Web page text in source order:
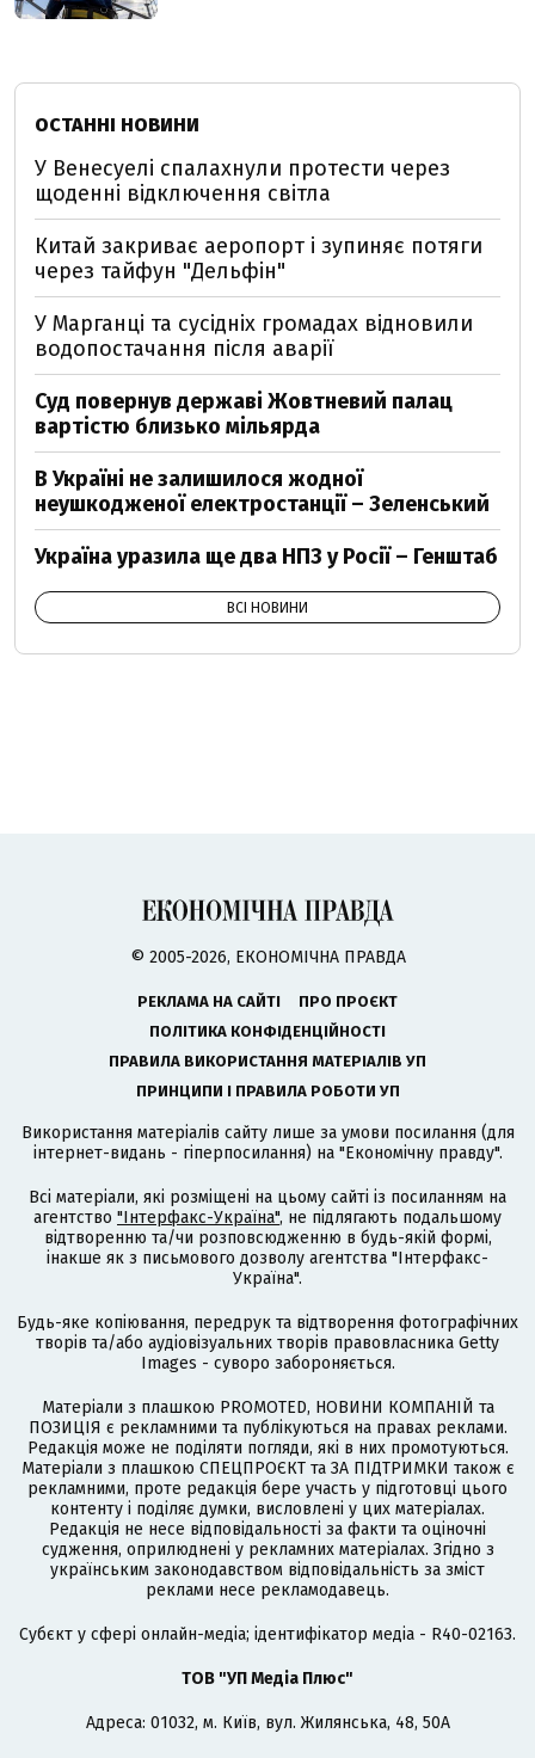
ОСТАННІ НОВИНИ
У Венесуелі спалахнули протести через
щоденні відключення світла
Китай закриває аеропорт і зупиняє потяги
через тайфун "Дельфін"
У Марганці та сусідніх громадах відновили
водопостачання після аварії
Суд повернув державі Жовтневий палац
вартістю близько мільярда
В Україні не залишилося жодної
неушкодженої електростанції – Зеленський
Україна уразила ще два НПЗ у Росії – Генштаб
ВСІ НОВИНИ
© 2005-2026, ЕКОНОМІЧНА ПРАВДА
РЕКЛАМА НА САЙТІ
ПРО ПРОЄКТ
ПОЛІТИКА КОНФІДЕНЦІЙНОСТІ
ПРАВИЛА ВИКОРИСТАННЯ МАТЕРІАЛІВ УП
ПРИНЦИПИ І ПРАВИЛА РОБОТИ УП
Використання матеріалів сайту лише за умови посилання (для
інтернет-видань - гіперпосилання) на "Економічну правду".
Всі матеріали, які розміщені на цьому сайті із посиланням на
агентство "Інтерфакс-Україна", не підлягають подальшому
відтворенню та/чи розповсюдженню в будь-якій формі,
інакше як з письмового дозволу агентства "Інтерфакс-
Україна".
Будь-яке копіювання, передрук та відтворення фотографічних
творів та/або аудіовізуальних творів правовласника Getty
Images - суворо забороняється.
Матеріали з плашкою PROMOTED, НОВИНИ КОМПАНІЙ та
ПОЗИЦІЯ є рекламними та публікуються на правах реклами.
Редакція може не поділяти погляди, які в них промотуються.
Матеріали з плашкою СПЕЦПРОЄКТ та ЗА ПІДТРИМКИ також є
рекламними, проте редакція бере участь у підготовці цього
контенту і поділяє думки, висловлені у цих матеріалах.
Редакція не несе відповідальності за факти та оціночні
судження, оприлюднені у рекламних матеріалах. Згідно з
українським законодавством відповідальність за зміст
реклами несе рекламодавець.
Cубєкт у сфері онлайн-медіа; ідентифікатор медіа - R40-02163.
ТОВ "УП Медіа Плюс"
Адреса: 01032, м. Київ, вул. Жилянська, 48, 50А